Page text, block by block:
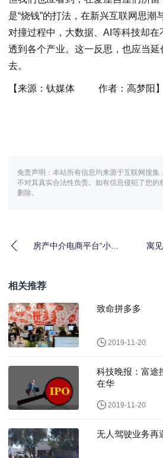
是“烧钱”的打法，在新兴互联网思潮
对撞过程中，大数据、AI等科技却
透到各个产业。这一反思，也应当延
去。
【来源： 钛媒体 作者： 高梦阳 】
免责声明：本站所有信息均来源于互联网搜集
不对其真实合法性负责。如有信息侵犯了您的
删除。
房产中介电商平台“小败
寓
相关推荐
致命拼多多
2019-11-20
科技晚报：富途
在华
2019-11-20
无人驾驶业务再